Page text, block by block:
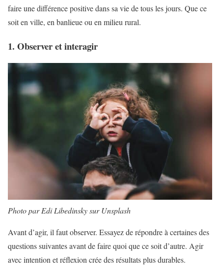
faire une différence positive dans sa vie de tous les jours. Que ce
soit en ville, en banlieue ou en milieu rural.
1. Observer et interagir
Photo par Edi Libedinsky sur Unsplash
Avant d’agir, il faut observer. Essayez de répondre à certaines des
questions suivantes avant de faire quoi que ce soit d’autre. Agir
avec intention et réflexion crée des résultats plus durables.